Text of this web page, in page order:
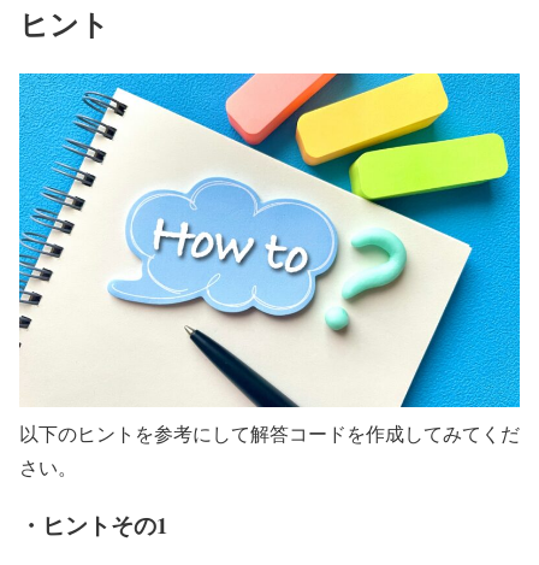
ヒント
以下のヒントを参考にして解答コードを作成してみてくだ
さい。
・ヒントその1